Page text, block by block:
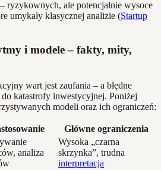
ryzykownych, ale potencjalnie wysoce
umykały klasycznej analizie (Startup
i modele – fakty, mity,
wart jest zaufania – a błędne
do katastrofy inwestycyjnej. Poniżej
modeli oraz ich ograniczeń:
Główne ograniczenia
analiza
Wysoka „czarna
skrzynka”, trudna
interpretacja